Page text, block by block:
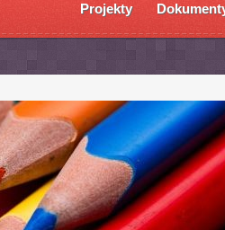
Projekty